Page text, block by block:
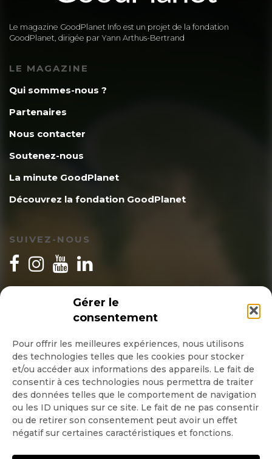
Gérer le
consentement
Pour offrir les meilleures expériences, nous utilisons
des technologies telles que les cookies pour stocker
et/ou accéder aux informations des appareils. Le fait de
consentir à ces technologies nous permettra de traiter
des données telles que le comportement de navigation
ou les ID uniques sur ce site. Le fait de ne pas consentir
ou de retirer son consentement peut avoir un effet
négatif sur certaines caractéristiques et fonctions.
Le magazine GoodPlanet Info est un projet de la fondation
GoodPlanet, dirigée par Yann Arthus-Bertrand
LE MAGAZINE
Qui sommes-nous ?
Partenaires
Nous contacter
Soutenez-nous
La minute GoodPlanet
Découvrez la fondation GoodPlanet
SUIVEZ-NOUS
INSCRIPTION NEWSLETTER
Quotidienne
Hebdo
OK